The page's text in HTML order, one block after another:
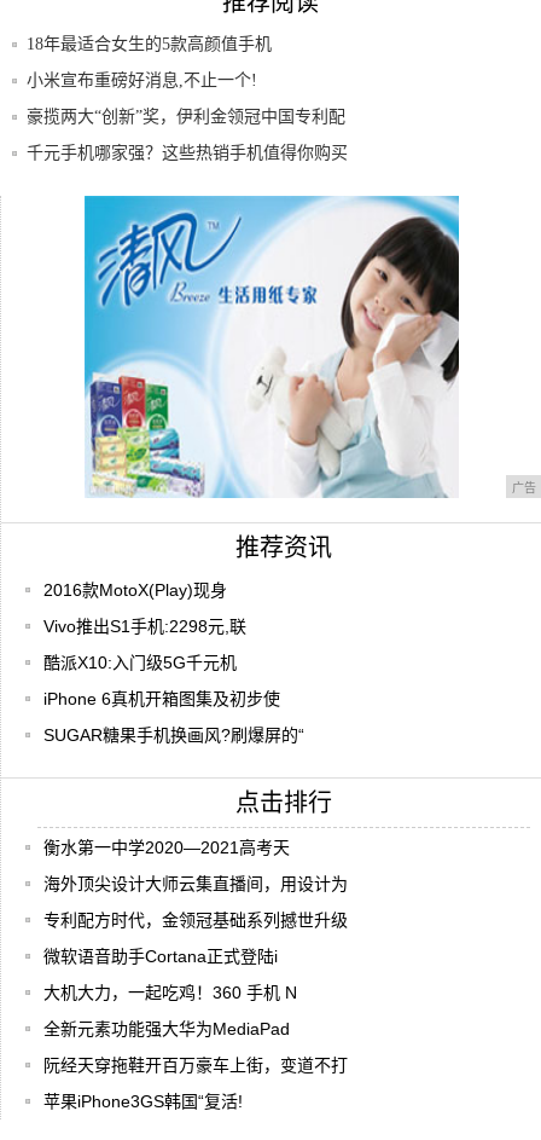
18年最适合女生的5款高颜值手机
小米宣布重磅好消息,不止一个!
豪揽两大“创新”奖，伊利金领冠中国专利配
方获
千元手机哪家强？这些热销手机值得你购买
OPPOR1C真机曝光主打拍照和外观
广告
推荐资讯
2016款MotoX(Play)现身
Vivo推出S1手机:2298元,联
酷派X10:入门级5G千元机
iPhone 6真机开箱图集及初步使
SUGAR糖果手机换画风?刷爆屏的“
点击排行
衡水第一中学2020—2021高考天
海外顶尖设计大师云集直播间，用设计为
专利配方时代，金领冠基础系列撼世升级
微软语音助手Cortana正式登陆i
大机大力，一起吃鸡！360 手机 N
全新元素功能强大华为MediaPad
阮经天穿拖鞋开百万豪车上街，变道不打
苹果iPhone3GS韩国“复活!